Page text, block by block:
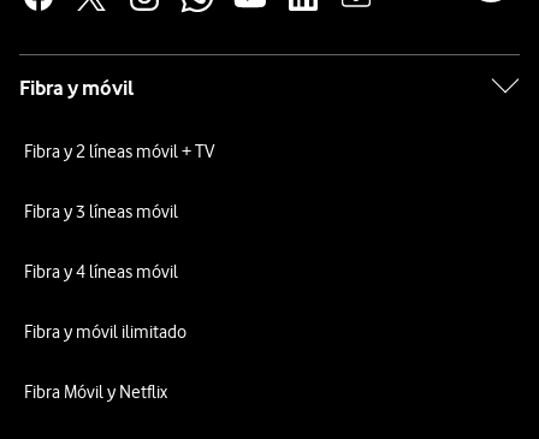
Fibra y móvil
Fibra y 2 líneas móvil + TV
Fibra y 3 líneas móvil
Fibra y 4 líneas móvil
Fibra y móvil ilimitado
Fibra Móvil y Netflix